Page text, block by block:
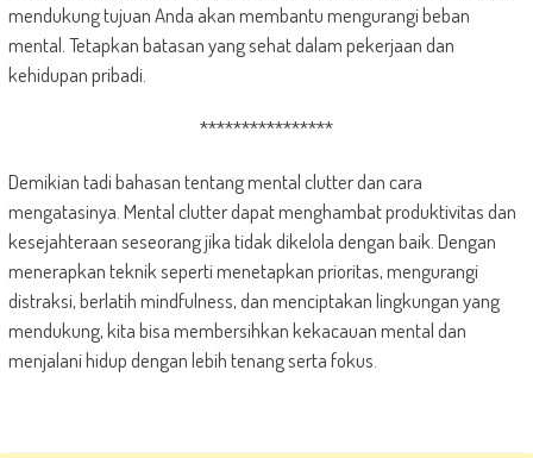
mendukung tujuan Anda akan membantu mengurangi beban
mental. Tetapkan batasan yang sehat dalam pekerjaan dan
kehidupan pribadi.
****************
Demikian tadi bahasan tentang mental clutter dan cara
mengatasinya. Mental clutter dapat menghambat produktivitas dan
kesejahteraan seseorang jika tidak dikelola dengan baik. Dengan
menerapkan teknik seperti menetapkan prioritas, mengurangi
distraksi, berlatih mindfulness, dan menciptakan lingkungan yang
mendukung, kita bisa membersihkan kekacauan mental dan
menjalani hidup dengan lebih tenang serta fokus.